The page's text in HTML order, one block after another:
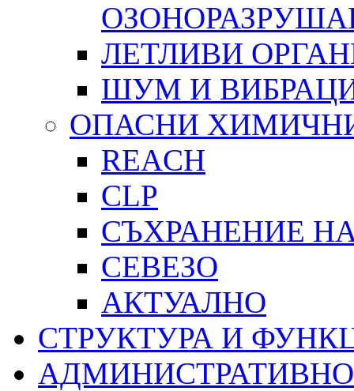
ЛЕТЛИВИ
ШУМ И
ОПАСНИ
REACH
CLP
СЪХРАНЕНИЕ
СЕВЕЗО
АКТУАЛНО
СТРУКТУРА И